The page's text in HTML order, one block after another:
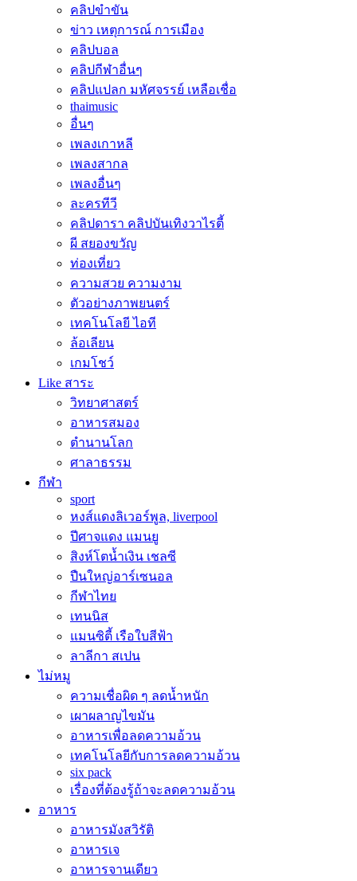
คลิปขำขัน
ข่าว เหตุการณ์ การเมือง
คลิปบอล
คลิปกีฬาอื่นๆ
คลิปแปลก มหัศจรรย์ เหลือเชื่อ
thaimusic
อื่นๆ
เพลงเกาหลี
เพลงสากล
เพลงอื่นๆ
ละครทีวี
คลิปดารา คลิปบันเทิงวาไรตี้
ผี สยองขวัญ
ท่องเที่ยว
ความสวย ความงาม
ตัวอย่างภาพยนตร์
เทคโนโลยี ไอที
ล้อเลียน
เกมโชว์
Like สาระ
วิทยาศาสตร์
อาหารสมอง
ตำนานโลก
ศาลาธรรม
กีฬา
sport
หงส์แดงลิเวอร์พูล, liverpool
ปีศาจแดง แมนยู
สิงห์โตน้ำเงิน เชลซี
ปืนใหญ่อาร์เซนอล
กีฬาไทย
เทนนิส
แมนซิตี้ เรือใบสีฟ้า
ลาลีกา สเปน
ไม่หมู
ความเชื่อผิด ๆ ลดน้ำหนัก
เผาผลาญไขมัน
อาหารเพื่อลดความอ้วน
เทคโนโลยีกับการลดความอ้วน
six pack
เรื่องที่ต้องรู้ถ้าจะลดความอ้วน
อาหาร
อาหารมังสวิรัติ
อาหารเจ
อาหารจานเดียว